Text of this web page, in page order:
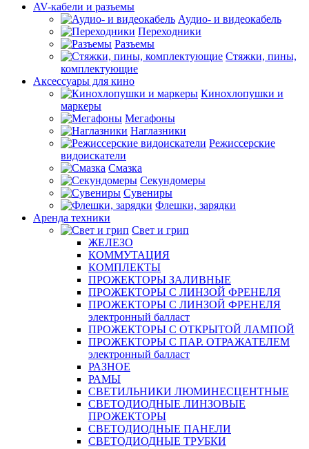
AV-кабели и разъемы
Аудио- и видеокабель
Переходники
Разъемы
Стяжки, пины,
комплектующие
Аксессуары для кино
Кинохлопушки и
маркеры
Мегафоны
Наглазники
Режиссерские
видоискатели
Смазка
Секундомеры
Сувениры
Флешки, зарядки
Аренда техники
Свет и грип
ЖЕЛЕЗО
КОММУТАЦИЯ
КОМПЛЕКТЫ
ПРОЖЕКТОРЫ ЗАЛИВНЫЕ
ПРОЖЕКТОРЫ С ЛИНЗОЙ ФРЕНЕЛЯ
ПРОЖЕКТОРЫ С ЛИНЗОЙ ФРЕНЕЛЯ
электронный балласт
ПРОЖЕКТОРЫ С ОТКРЫТОЙ ЛАМПОЙ
ПРОЖЕКТОРЫ С ПАР. ОТРАЖАТЕЛЕМ
электронный балласт
РАЗНОЕ
РАМЫ
СВЕТИЛЬНИКИ ЛЮМИНЕСЦЕНТНЫЕ
СВЕТОДИОДНЫЕ ЛИНЗОВЫЕ
ПРОЖЕКТОРЫ
СВЕТОДИОДНЫЕ ПАНЕЛИ
СВЕТОДИОДНЫЕ ТРУБКИ